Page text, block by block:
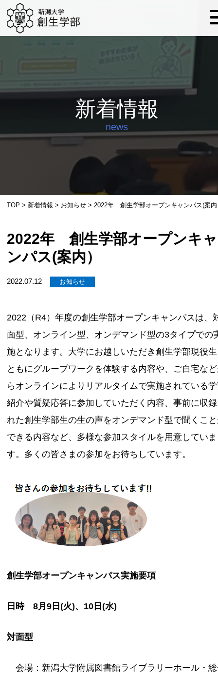
新着情報
news
TOP > 新着情報 > お知らせ >2022年 創生学部オープンキャンパス(案
2022年 創生学部オープンキャ
ンパス(案内）
2022.07.12 お知らせ
2022（R4）年度の創生学部オープンキャンパスは、
面型、オンライン型、オンデマンド型の3タイプでの
施となります。大学にお越しいただき創生学部現役
ともにグループワークを体験する内容や、ご自宅な
らオンラインによりリアルタイムで実施されている
紹介や質疑応答に参加していただく内容、事前に収
れた創生学部生の生の声をオンデマンド型で聞くこ
できる内容など、多様な参加スタイルを用意していま
す。多くの皆さまの参加をお待ちしています。
創生学部オープンキャンパス実施要項
日時 8月9日(火)、10日(水)
対面型
会場：新潟大学附属図書館ライブラリーホール・